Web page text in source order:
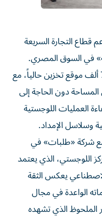
التجارة السريعة
في السوق المصري.
ويسهم المركز في استيعاب نحو 75 ألف موقع تخزين حالياً، مع
دون الحاجة إلى
العمليات اللوجستية
وسلاسل الإمداد.
شركة «طلبات» في
اللوجستي، الذي يعتمد
يعكس الثقة
الواعدة في مجال
الملحوظ الذي تشهده